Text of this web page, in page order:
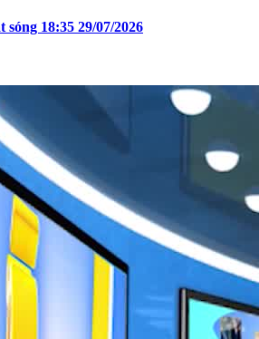
18:35 29/07/2026